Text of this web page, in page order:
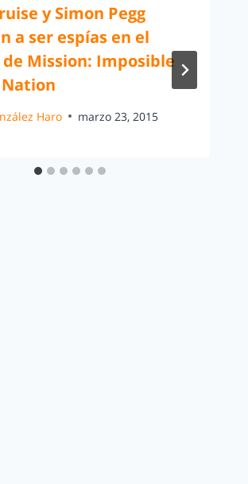
y Simon Pegg
a ser espías en el
Mission: Imposible
Nation
Haro marzo 23, 2015